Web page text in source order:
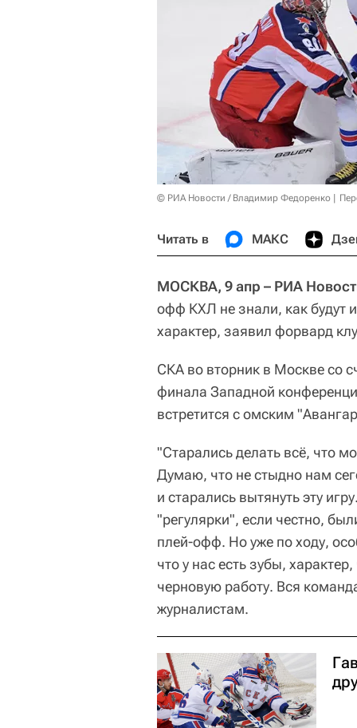
© РИА Новости / Владимир Федоренко
Читать в МАКС
МОСКВА, 9 апр – РИА
офф КХЛ не знали, как будут
характер, заявил форвард
СКА во вторник в Москве со
финала Западной
встретится с омским
"Старались делать всё, что
Думаю, что не стыдно нам
и старались вытянуть эту
"регулярки", если честно,
плей-офф. Но уже по ходу,
что у нас есть зубы,
черновую работу. Вся
журналистам.